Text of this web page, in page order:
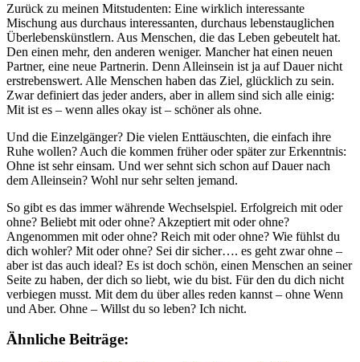
Zurück zu meinen Mitstudenten: Eine wirklich interessante
Mischung aus durchaus interessanten, durchaus lebenstauglichen
Überlebenskünstlern. Aus Menschen, die das Leben gebeutelt hat.
Den einen mehr, den anderen weniger. Mancher hat einen neuen
Partner, eine neue Partnerin. Denn Alleinsein ist ja auf Dauer nicht
erstrebenswert. Alle Menschen haben das Ziel, glücklich zu sein.
Zwar definiert das jeder anders, aber in allem sind sich alle einig:
Mit ist es – wenn alles okay ist – schöner als ohne.
Und die Einzelgänger? Die vielen Enttäuschten, die einfach ihre
Ruhe wollen? Auch die kommen früher oder später zur Erkenntnis:
Ohne ist sehr einsam. Und wer sehnt sich schon auf Dauer nach
dem Alleinsein? Wohl nur sehr selten jemand.
So gibt es das immer währende Wechselspiel. Erfolgreich mit oder
ohne? Beliebt mit oder ohne? Akzeptiert mit oder ohne?
Angenommen mit oder ohne? Reich mit oder ohne? Wie fühlst du
dich wohler? Mit oder ohne? Sei dir sicher…. es geht zwar ohne –
aber ist das auch ideal? Es ist doch schön, einen Menschen an seiner
Seite zu haben, der dich so liebt, wie du bist. Für den du dich nicht
verbiegen musst. Mit dem du über alles reden kannst – ohne Wenn
und Aber. Ohne – Willst du so leben? Ich nicht.
Ähnliche Beiträge: